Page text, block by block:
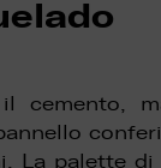
La palette